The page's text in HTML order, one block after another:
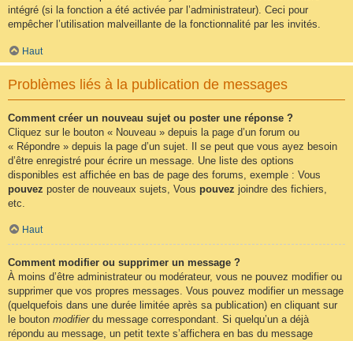
intégré (si la fonction a été activée par l’administrateur). Ceci pour
empêcher l’utilisation malveillante de la fonctionnalité par les invités.
Haut
Problèmes liés à la publication de messages
Comment créer un nouveau sujet ou poster une réponse ?
Cliquez sur le bouton « Nouveau » depuis la page d’un forum ou
« Répondre » depuis la page d’un sujet. Il se peut que vous ayez besoin
d’être enregistré pour écrire un message. Une liste des options
disponibles est affichée en bas de page des forums, exemple : Vous
pouvez poster de nouveaux sujets, Vous pouvez joindre des fichiers,
etc.
Haut
Comment modifier ou supprimer un message ?
À moins d’être administrateur ou modérateur, vous ne pouvez modifier ou
supprimer que vos propres messages. Vous pouvez modifier un message
(quelquefois dans une durée limitée après sa publication) en cliquant sur
le bouton modifierdu message correspondant. Si quelqu’un a déjà
répondu au message, un petit texte s’affichera en bas du message